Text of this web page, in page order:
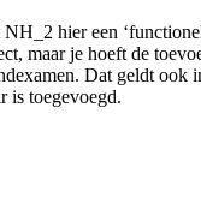
NH_2 hier een
maar je hoeft de
Dat geldt ook
is toegevoegd.